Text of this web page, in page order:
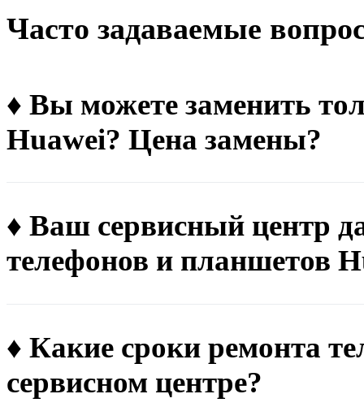
Чacтo зaдaвaeмыe
♦ Вы можете заменить
Huawei? Цена замены?
♦ Ваш сервисный центр
телефонов и планшетов
♦ Какие сроки ремонта
сервисном центре?